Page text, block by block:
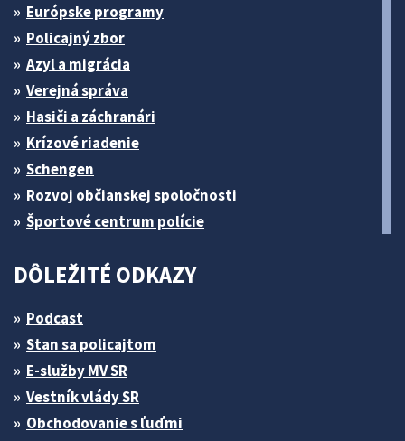
Európske programy
Policajný zbor
Azyl a migrácia
Verejná správa
Hasiči a záchranári
Krízové riadenie
Schengen
Rozvoj občianskej spoločnosti
Športové centrum polície
DÔLEŽITÉ ODKAZY
Podcast
Stan sa policajtom
E-služby MV SR
Vestník vlády SR
Obchodovanie s ľuďmi